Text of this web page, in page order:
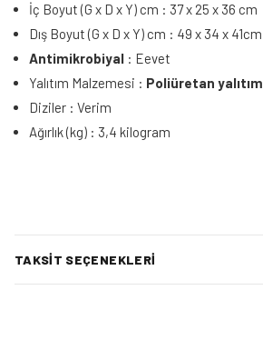
İç Boyut (G x D x Y) cm : 37 x 25 x 36 cm
Dış Boyut (G x D x Y) cm : 49 x 34 x 41cm
Antimikrobiyal : Eevet
Yalıtım Malzemesi : Poliüretan yalıtım
Diziler : Verim
Ağırlık (kg) : 3,4 kilogram
TAKSIT SEÇENEKLERI